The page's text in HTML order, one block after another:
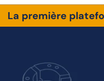
La première